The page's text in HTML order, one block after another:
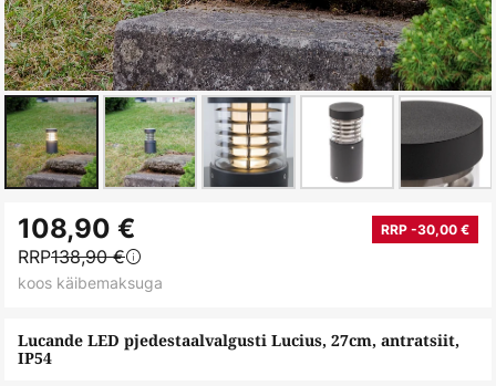
to
the
beginning
the
images
Lucande LED pjedestaalvalgusti Lucius, 27cm, antratsiit,
IP54
108,90 € RRP -30,00 €
RRP138,90 €
koos käibemaksuga